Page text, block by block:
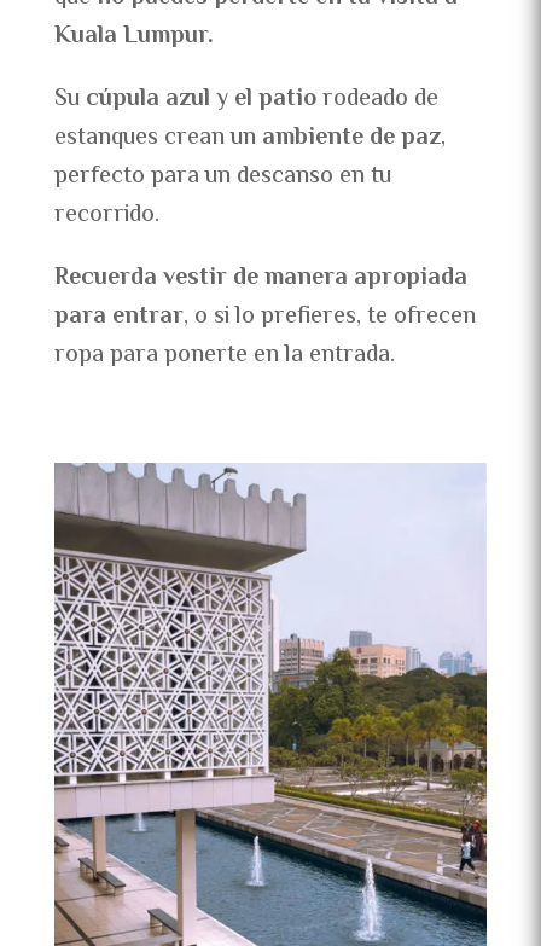
Kuala Lumpur.
Su cúpula azulyel patiorodeado de
estanques crean un ambiente de paz,
perfecto para un descanso en tu
recorrido.
Recuerda vestir de manera apropiada
para entrar, o si lo prefieres, te ofrecen
ropa para ponerte en la entrada.